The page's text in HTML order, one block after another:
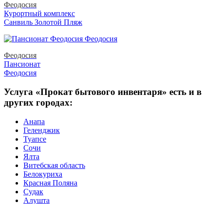
Феодосия
Курортный комплекс
Санвиль Золотой Пляж
Феодосия
Пансионат
Феодосия
Услуга «Прокат бытового инвентаря» есть и в
других городах:
Анапа
Геленджик
Туапсе
Сочи
Ялта
Витебская область
Белокуриха
Красная Поляна
Судак
Алушта